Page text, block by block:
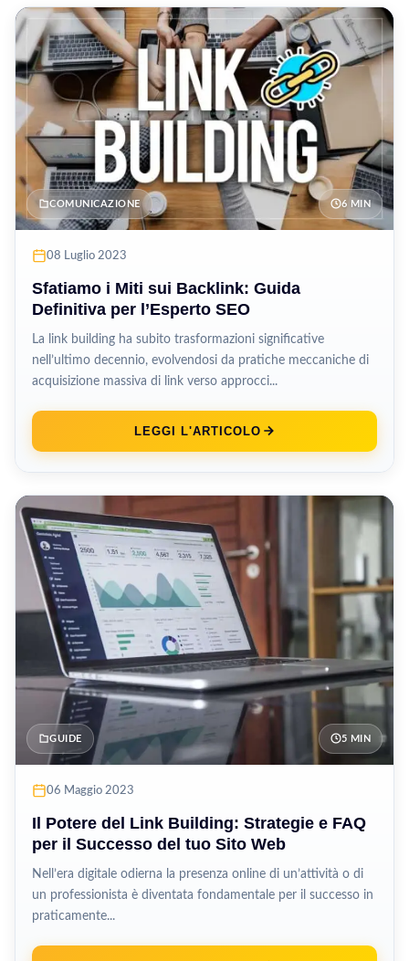
COMUNICAZIONE 6 MIN
08 Luglio 2023
Sfatiamo i Miti sui Backlink: Guida
Definitiva per l’Esperto SEO
La link building ha subito trasformazioni significative
nell’ultimo decennio, evolvendosi da pratiche meccaniche di
acquisizione massiva di link verso approcci...
LEGGI L'ARTICOLO
GUIDE 5 MIN
06 Maggio 2023
Il Potere del Link Building: Strategie e FAQ
per il Successo del tuo Sito Web
Nell’era digitale odierna la presenza online di un’attività o di
un professionista è diventata fondamentale per il successo in
praticamente...